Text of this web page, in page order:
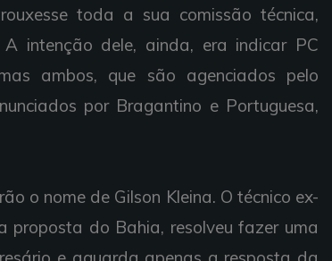
toda a sua comissão técnica,
intenção dele, ainda, era indicar PC
ambos, que são agenciados pelo
por Bragantino e Portuguesa,
o nome de Gilson Kleina. O técnico ex-
proposta do Bahia, resolveu fazer uma